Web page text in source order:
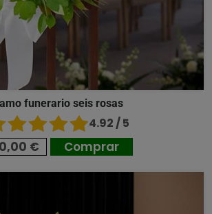
funerario seis rosas
4.92 / 5
€ Comprar